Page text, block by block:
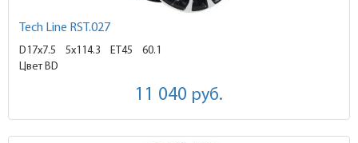
Tech Line RST.027
D17x7.5 5x114.3 ET45
60.1
Цвет BD
11 040 руб.